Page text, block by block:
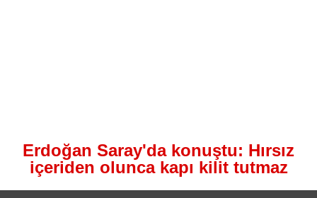
Erdoğan Saray'da konuştu: Hırsız
içeriden olunca kapı kilit tutmaz